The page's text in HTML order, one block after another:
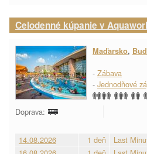
Celodenné kúpanie v
Maďarsko,
- Zábava
- Jednodňové
Doprava:
14.08.2026 1 deň Last